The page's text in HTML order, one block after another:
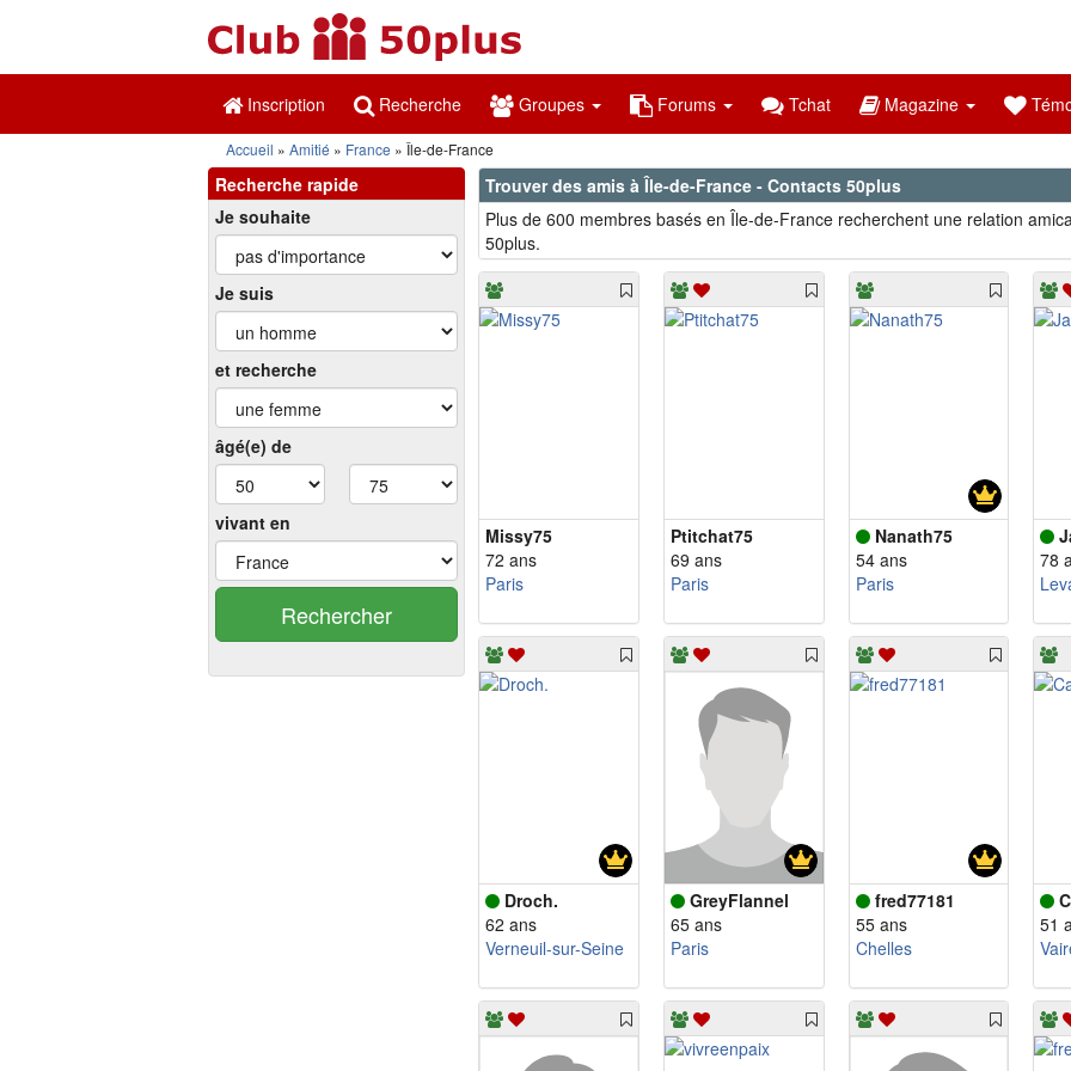
Inscription Recherche Groupes Forums Tchat Magazine
Accueil Amitié France Île-de-France
Recherche rapide
Je souhaite
Je suis
et recherche
âgé(e) de
vivant en
Rechercher
Trouver des amis à Île-de-France - Contacts 50plus
Plus de 600 membres basés en Île-de-France recherchent une relation
50plus.
Missy75
72 ans
Paris
Ptitchat75
69 ans
Paris
Nanath75
54 ans
Paris
78
Droch.
62 ans
Verneuil-sur-Seine
GreyFlannel
65 ans
Paris
fred77181
55 ans
Chelles
51